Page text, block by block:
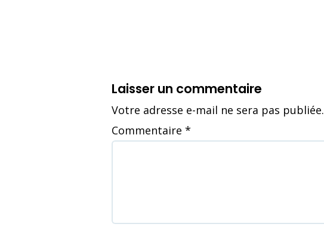
Laisser un commentaire
Votre adresse e-mail ne sera pas publiée.
Commentaire *